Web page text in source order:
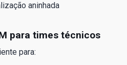
aninhada
para times técnicos
para: